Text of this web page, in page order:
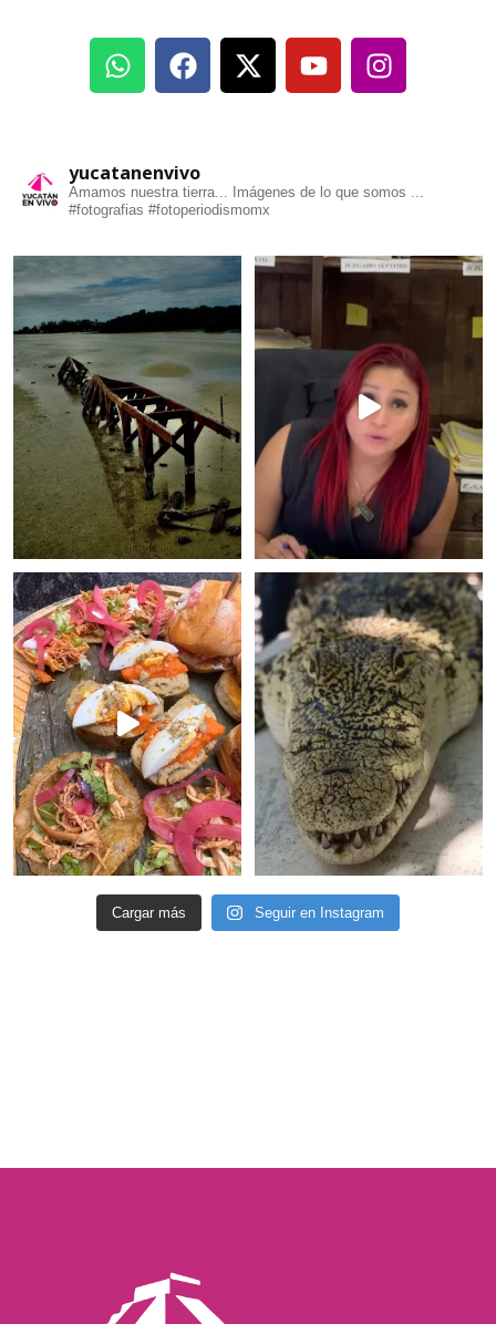
yucatanenvivo
Amamos nuestra tierra... Imágenes de lo que somos ...
#fotografias #fotoperiodismomx
Cargar más Seguir en Instagram